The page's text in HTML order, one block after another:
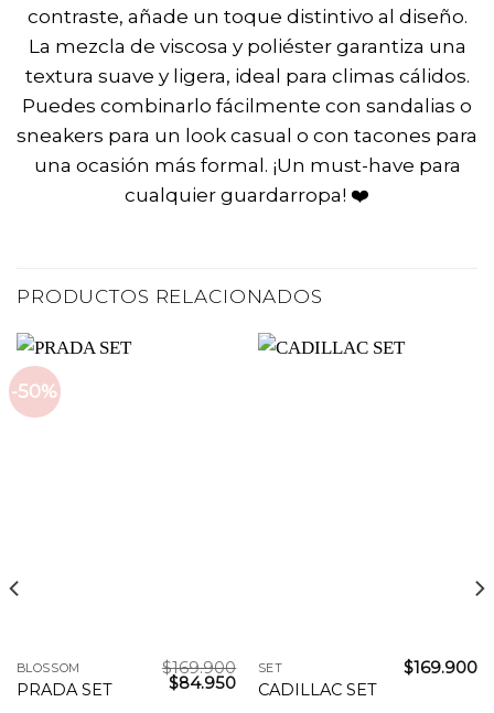
contraste, añade un toque distintivo al diseño.
La mezcla de viscosa y poliéster garantiza una
textura suave y ligera, ideal para climas cálidos.
Puedes combinarlo fácilmente con sandalias o
sneakers para un look casual o con tacones para
una ocasión más formal. ¡Un must-have para
cualquier guardarropa! ❤️
PRODUCTOS RELACIONADOS
-50%
BLOSSOM
PRADA SET
$169.900
El
$84.950El
precio
SET
CADILLAC SET
$169.900